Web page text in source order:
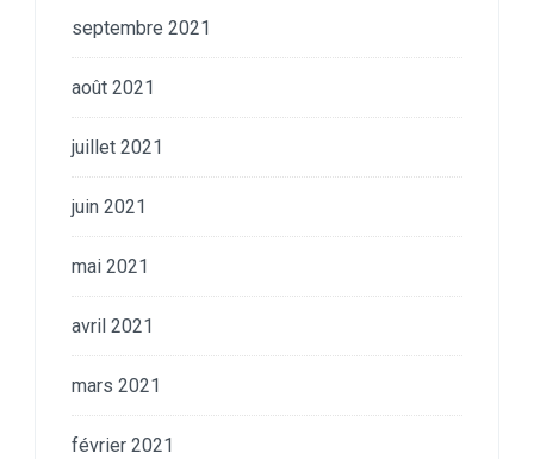
septembre 2021
août 2021
juillet 2021
juin 2021
mai 2021
avril 2021
mars 2021
février 2021